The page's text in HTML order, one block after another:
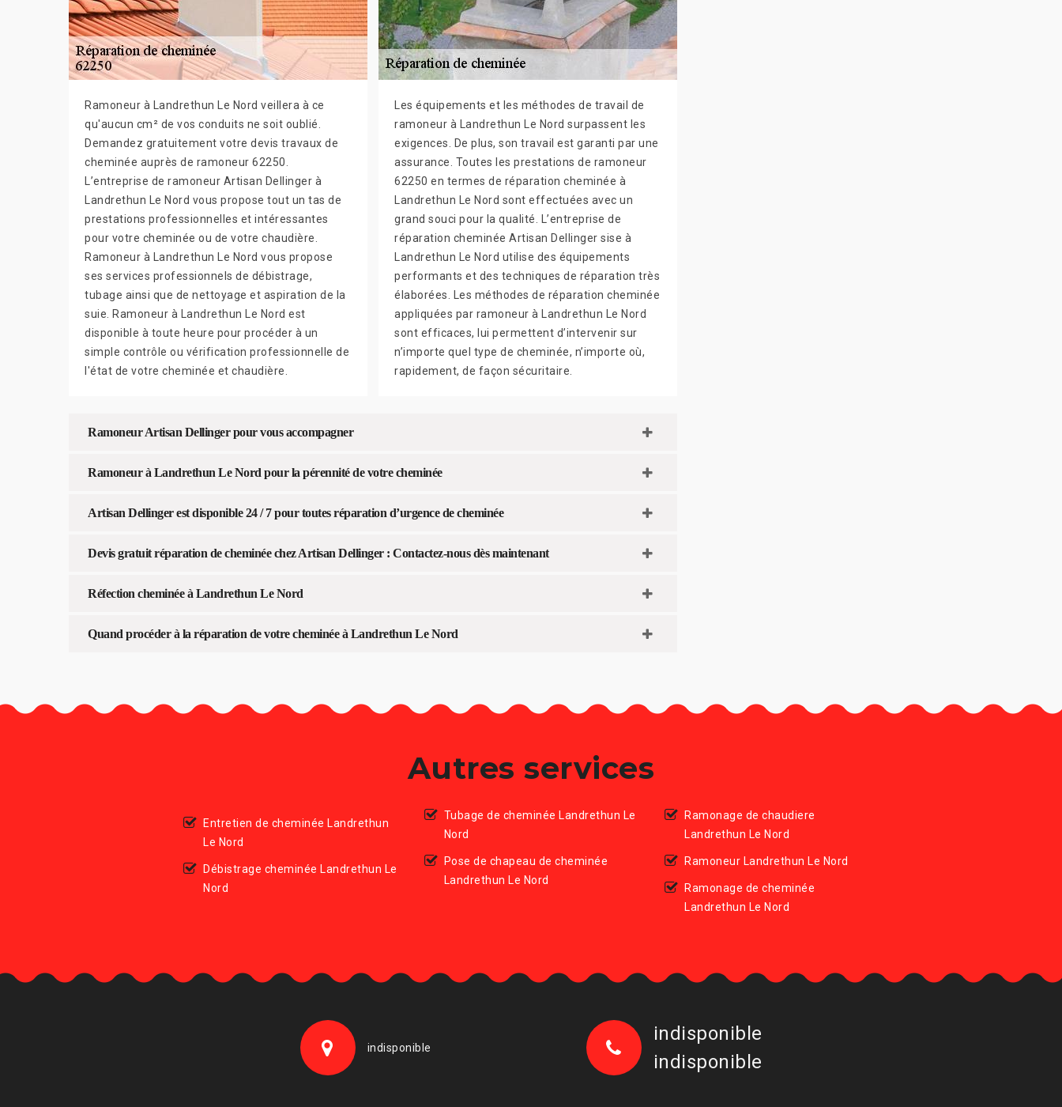
Ramoneur à Landrethun Le Nord veillera à ce
qu'aucun cm² de vos conduits ne soit oublié.
Demandez gratuitement votre devis travaux de
cheminée auprès de ramoneur 62250.
L’entreprise de ramoneur Artisan Dellinger à
Landrethun Le Nord vous propose tout un tas de
prestations professionnelles et intéressantes
pour votre cheminée ou de votre chaudière.
Ramoneur à Landrethun Le Nord vous propose
ses services professionnels de débistrage,
tubage ainsi que de nettoyage et aspiration de la
suie. Ramoneur à Landrethun Le Nord est
disponible à toute heure pour procéder à un
simple contrôle ou vérification professionnelle de
l'état de votre cheminée et chaudière.
Les équipements et les méthodes de travail de
ramoneur à Landrethun Le Nord surpassent les
exigences. De plus, son travail est garanti par une
assurance. Toutes les prestations de ramoneur
62250 en termes de réparation cheminée à
Landrethun Le Nord sont effectuées avec un
grand souci pour la qualité. L’entreprise de
réparation cheminée Artisan Dellinger sise à
Landrethun Le Nord utilise des équipements
performants et des techniques de réparation très
élaborées. Les méthodes de réparation cheminée
appliquées par ramoneur à Landrethun Le Nord
sont efficaces, lui permettent d’intervenir sur
n’importe quel type de cheminée, n’importe où,
rapidement, de façon sécuritaire.
Ramoneur Artisan Dellinger pour vous accompagner
Ramoneur à Landrethun Le Nord pour la pérennité de votre cheminée
Artisan Dellinger est disponible 24 / 7 pour toutes réparation d’urgence de cheminée
Devis gratuit réparation de cheminée chez Artisan Dellinger : Contactez-nous dès maintenant
Réfection cheminée à Landrethun Le Nord
Quand procéder à la réparation de votre cheminée à Landrethun Le Nord
Autres services
Entretien de cheminée Landrethun
Le Nord
Débistrage cheminée Landrethun Le
Nord
Tubage de cheminée Landrethun Le
Nord
Pose de chapeau de cheminée
Landrethun Le Nord
Ramonage de chaudiere
Landrethun Le Nord
Ramoneur Landrethun Le Nord
Ramonage de cheminée
Landrethun Le Nord
indisponible
indisponible
indisponible